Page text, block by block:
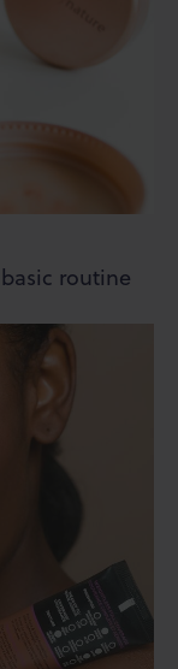
routine